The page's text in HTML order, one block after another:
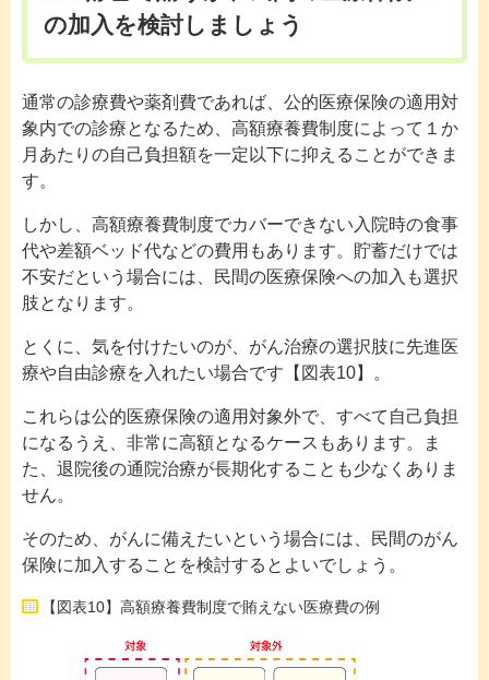
の加入を検討しましょう
通常の診療費や薬剤費であれば、公的医療保険の適用対
象内での診療となるため、高額療養費制度によって１か
月あたりの自己負担額を一定以下に抑えることができま
す。
しかし、高額療養費制度でカバーできない入院時の食事
代や差額ベッド代などの費用もあります。貯蓄だけでは
不安だという場合には、民間の医療保険への加入も選択
肢となります。
とくに、気を付けたいのが、がん治療の選択肢に先進医
療や自由診療を入れたい場合です【図表10】。
これらは公的医療保険の適用対象外で、すべて自己負担
になるうえ、非常に高額となるケースもあります。ま
た、退院後の通院治療が長期化することも少なくありま
せん。
そのため、がんに備えたいという場合には、民間のがん
保険に加入することを検討するとよいでしょう。
【図表10】高額療養費制度で賄えない医療費の例